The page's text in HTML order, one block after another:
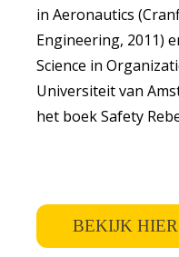
in Aeronautics
Engineering, 2011)
Science in
Universiteit van
het boek Safety
BEKIJK